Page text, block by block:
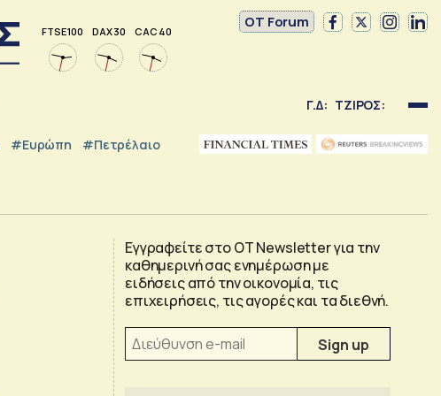
FTSE 100 DAX 30 CAC 40
OT Forum
Γ.Δ: ΤΖΙΡΟΣ:
#Ευρώπη #Πετρέλαιο
Εγγραφείτε στο OT Newsletter για την
καθημερινή σας ενημέρωση με
ειδήσεις από την οικονομία, τις
επιχειρήσεις, τις αγορές και τα διεθνή.